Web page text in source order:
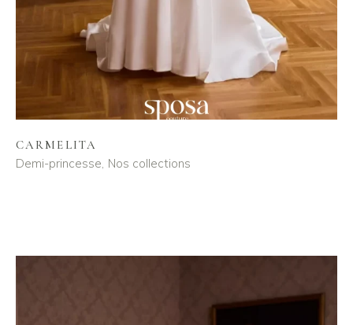
CARMELITA
Demi-princesse Nos collections